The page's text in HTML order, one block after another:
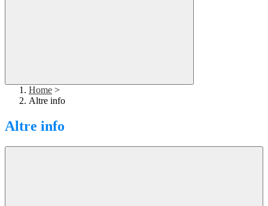
Home >
Altre info
Altre info